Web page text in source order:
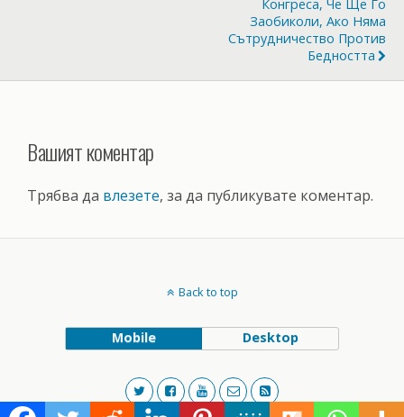
Конгреса, Че Ще Го
Заобиколи, Ако Няма
Сътрудничество Против
Бедността
Вашият коментар
Трябва да влезете, за да публикувате коментар.
Back to top
Mobile Desktop